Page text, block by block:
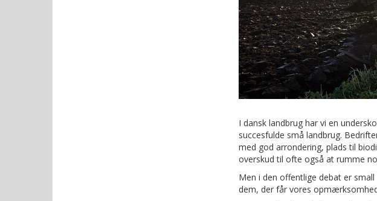
I dansk landbrug har vi en
succesfulde små landbrug.
med god arrondering, plads til
overskud til ofte også at rumme
Men i den offentlige debat er
dem, der får vores